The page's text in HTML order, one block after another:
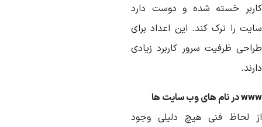
خسته شده دوست
دارد
را ترک کند. این اعداد
برای
ظرفیت سرور کاربرد
زیادی
.
درنامهایوبسایتها
لحاظ فنی هیچ دلیلی
وجود